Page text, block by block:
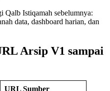
Qalb Istiqamah sebelumnya:
data, dashboard harian, dan
Arsip V1 sampai
URL Sumber